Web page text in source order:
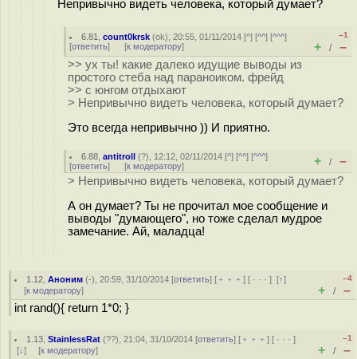
Непривычно видеть человека, который думает?
6.81 ,count0krsk (ok), 20:55, 01/11/2014 [^] [^^] [^^^]
[ответить] [к модератору]
–1
+ / –
>> ух ты! какие далеко идущие выводы из
простого стеба над параноиком. фрейд
>> с юнгом отдыхают
> Непривычно видеть человека, который думает?
Это всегда непривычно )) И приятно.
6.88 ,antitroll (?), 12:12, 02/11/2014 [^] [^^] [^^^]
[ответить] [к модератору] + / –
> Непривычно видеть человека, который думает?
А он думает? Ты не прочитал мое сообщение и
выводы "думающего", но тоже сделал мудрое
замечание. Ай, маладца!
1.12 ,Аноним (-), 20:59, 31/10/2014 [ответить] [ ﹢﹢﹢] [ · · ·][↑]
[к модератору]
–4
+ / –
int rand(){ return 1*0; }
1.13 ,StainlessRat (??), 21:04, 31/10/2014 [ответить] [ ﹢﹢﹢] [ · · ·]
[↓] [к модератору]
–1
+ / –